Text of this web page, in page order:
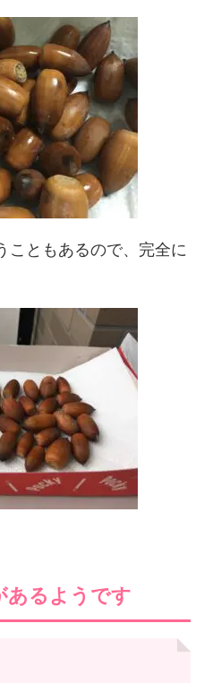
こともあるので、完全に
あるようです